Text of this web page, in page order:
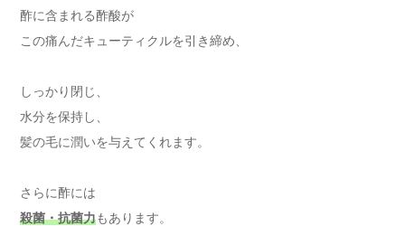
酢に含まれる酢酸が
この痛んだキューティクルを引き締め、
しっかり閉じ、
水分を保持し、
髪の毛に潤いを与えてくれます。
さらに酢には
殺菌・抗菌力もあります。